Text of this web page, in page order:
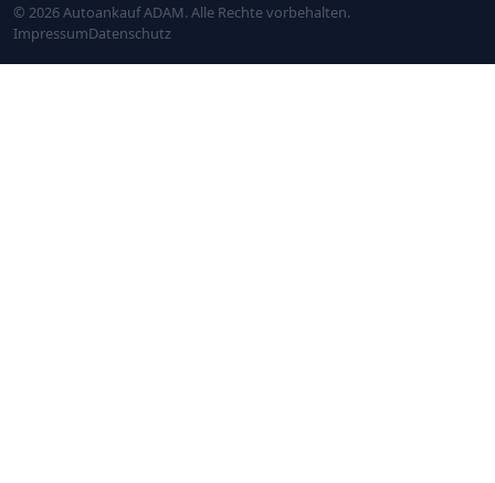
© 2026 Autoankauf ADAM. Alle Rechte vorbehalten.
ImpressumDatenschutz